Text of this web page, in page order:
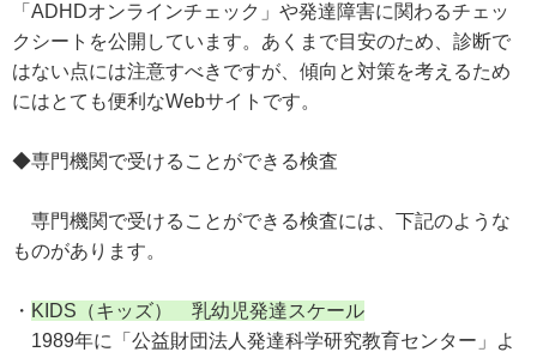
「ADHDオンラインチェック」や発達障害に関わるチェッ
クシートを公開しています。あくまで目安のため、診断で
はない点には注意すべきですが、傾向と対策を考えるため
にはとても便利なWebサイトです。
◆専門機関で受けることができる検査
専門機関で受けることができる検査には、下記のような
ものがあります。
・ KIDS（キッズ） 乳幼児発達スケール
1989年に「公益財団法人発達科学研究教育センター」よ